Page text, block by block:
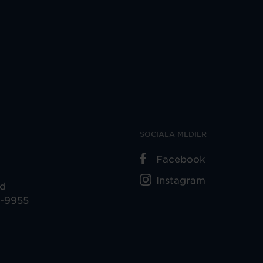
9955
SOCIALA MEDIER
Facebook
Instagram